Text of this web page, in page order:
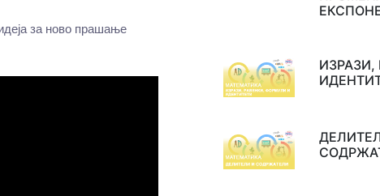
за ново прашање
ИЗРАЗИ,